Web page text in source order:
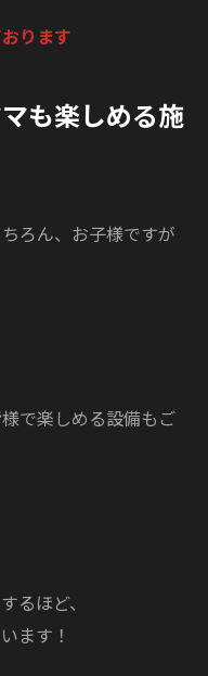
ります
も楽しめる施
ろん、お子様ですが
で楽しめる設備もご
るほど、
ます！